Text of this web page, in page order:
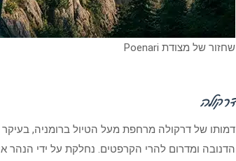
שחזור של מצודת Poenari
דרקולה
דמותו של דרקולה מרחפת מעל הטיול ברומניה, בעיקר